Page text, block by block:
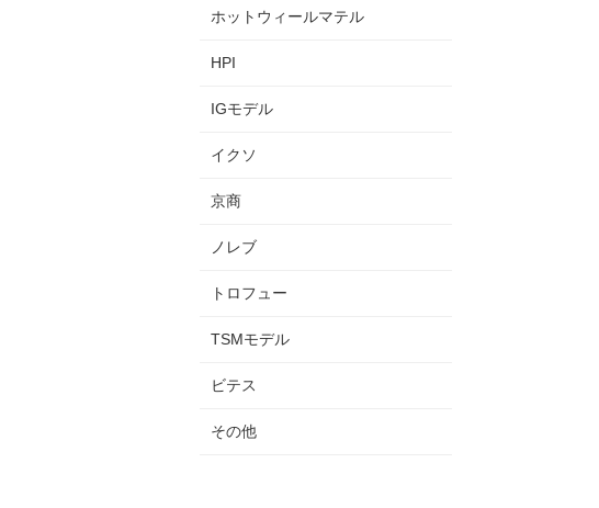
ホットウィールマテル
HPI
IGモデル
イクソ
京商
ノレブ
トロフュー
TSMモデル
ビテス
その他